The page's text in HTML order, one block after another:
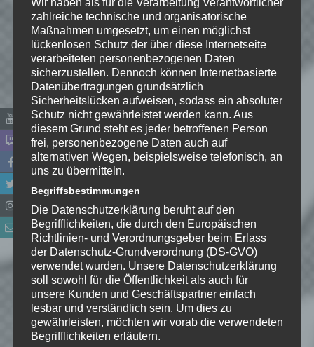
Name*
Website
*Ich habe die
Datenschutzerklärungzur
Kenntnis genommen. Ich stimme
zu, dass meine Angaben dauerhaft
gespeichert werden.
Wir haben als für die Verarbeitung Verantwortlicher
zahlreiche technische und organisatorische
Maßnahmen umgesetzt, um einen möglichst
lückenlosen Schutz der über diese Internetseite
verarbeiteten personenbezogenen Daten
sicherzustellen. Dennoch können Internetbasierte
Datenübertragungen grundsätzlich
Sicherheitslücken aufweisen, sodass ein absoluter
Schutz nicht gewährleistet werden kann. Aus
diesem Grund steht es jeder betroffenen Person
frei, personenbezogene Daten auch auf
alternativen Wegen, beispielsweise telefonisch, an
uns zu übermitteln.
Begriffsbestimmungen
Die Datenschutzerklärung beruht auf den
Begrifflichkeiten, die durch den Europäischen
Richtlinien- und Verordnungsgeber beim Erlass
der Datenschutz-Grundverordnung (DS-GVO)
verwendet wurden. Unsere Datenschutzerklärung
soll sowohl für die Öffentlichkeit als auch für
unsere Kunden und Geschäftspartner einfach
lesbar und verständlich sein. Um dies zu
gewährleisten, möchten wir vorab die verwendeten
Begrifflichkeiten erläutern.